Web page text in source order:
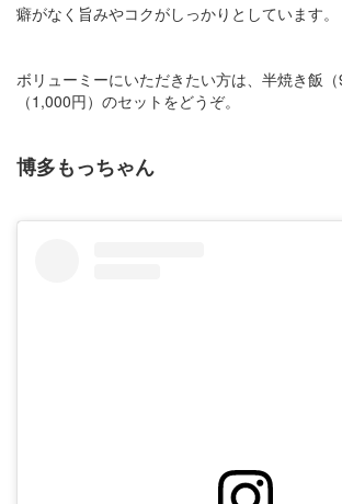
癖がなく旨みやコクがしっかりとしています。
ボリューミーにいただきたい方は、半焼き飯
（1,000円）のセットをどうぞ。
博多もっちゃん